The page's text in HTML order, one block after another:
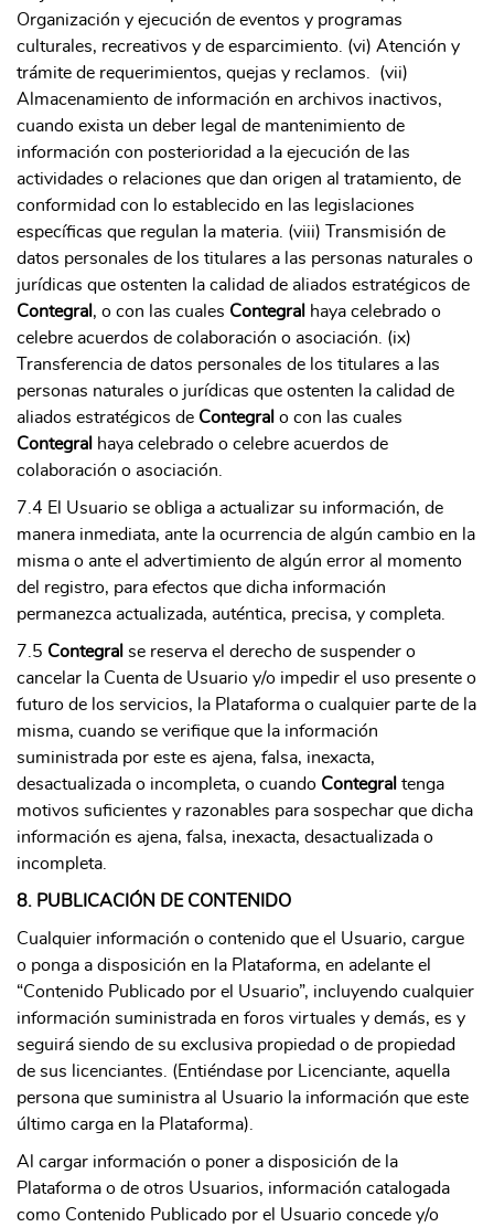
Organización y ejecución de eventos y programas
culturales, recreativos y de esparcimiento. (vi) Atención y
trámite de requerimientos, quejas y reclamos. (vii)
Almacenamiento de información en archivos inactivos,
cuando exista un deber legal de mantenimiento de
información con posterioridad a la ejecución de las
actividades o relaciones que dan origen al tratamiento, de
conformidad con lo establecido en las legislaciones
específicas que regulan la materia. (viii) Transmisión de
datos personales de los titulares a las personas naturales o
jurídicas que ostenten la calidad de aliados estratégicos de
Contegral , o con las cuales Contegral
haya celebrado o
celebre acuerdos de colaboración o asociación. (ix)
Transferencia de datos personales de los titulares a las
personas naturales o jurídicas que ostenten la calidad de
aliados estratégicos de Contegral o con las cuales
Contegral
haya celebrado o celebre acuerdos de
colaboración o asociación.
7.4 El Usuario se obliga a actualizar su información, de
manera inmediata, ante la ocurrencia de algún cambio en la
misma o ante el advertimiento de algún error al momento
del registro, para efectos que dicha información
permanezca actualizada, auténtica, precisa, y completa.
7.5 Contegral se reserva el derecho de suspender o
cancelar la Cuenta de Usuario y/o impedir el uso presente o
futuro de los servicios, la Plataforma o cualquier parte de la
misma, cuando se verifique que la información
suministrada por este es ajena, falsa, inexacta,
desactualizada o incompleta, o cuando Contegral tenga
motivos suficientes y razonables para sospechar que dicha
información es ajena, falsa, inexacta, desactualizada o
incompleta.
8. PUBLICACIÓN DE CONTENIDO
Cualquier información o contenido que el Usuario, cargue
o ponga a disposición en la Plataforma, en adelante el
“Contenido Publicado por el Usuario”, incluyendo cualquier
información suministrada en foros virtuales y demás, es y
seguirá siendo de su exclusiva propiedad o de propiedad
de sus licenciantes. (Entiéndase por Licenciante, aquella
persona que suministra al Usuario la información que este
último carga en la Plataforma).
Al cargar información o poner a disposición de la
Plataforma o de otros Usuarios, información catalogada
como Contenido Publicado por el Usuario concede y/o